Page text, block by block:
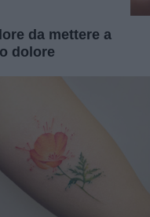
da mettere a
dolore